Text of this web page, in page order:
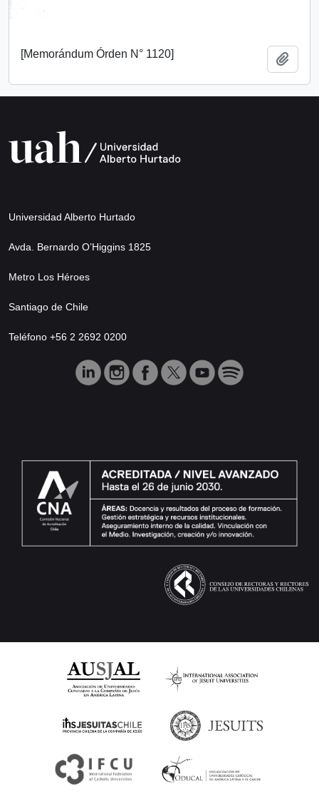
[Memorándum Órden N° 1120]
Universidad Alberto Hurtado
Avda. Bernardo O’Higgins 1825
Metro Los Héroes
Santiago de Chile
Teléfono +56 2 2692 0200